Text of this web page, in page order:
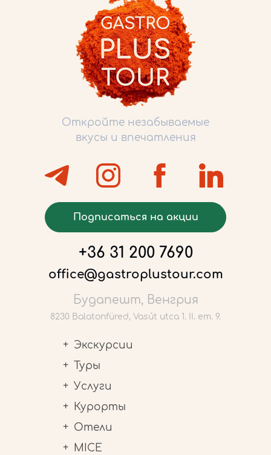
Откройте незабываемые
вкусы и впечатления
Подписаться на акции
+36 31 200 7690
office@gastroplustour.com
Будапешт, Венгрия
8230 Balatonfüred, Vasút utca 1. II. em. 9.
Экскурсии
Туры
Услуги
Курорты
Отели
MICE